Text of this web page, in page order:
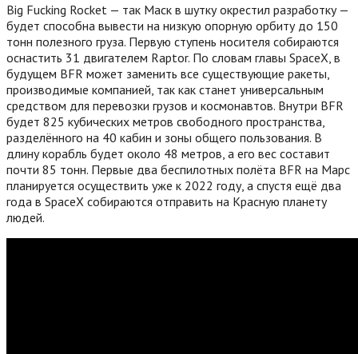
Big Fucking Rocket — так Маск в шутку окрестил разработку —
будет способна вывести на низкую опорную орбиту до 150
тонн полезного груза. Первую ступень носителя собираются
оснастить 31 двигателем Raptor. По словам главы SpaceX, в
будущем BFR может заменить все существующие ракеты,
производимые компанией, так как станет универсальным
средством для перевозки грузов и космонавтов. Внутри BFR
будет 825 кубических метров свободного пространства,
разделённого на 40 кабин и зоны общего пользования. В
длину корабль будет около 48 метров, а его вес составит
почти 85 тонн. Первые два беспилотных полёта BFR на Марс
планируется осуществить уже к 2022 году, а спустя ещё два
года в SpaceX собираются отправить на Красную планету
людей.